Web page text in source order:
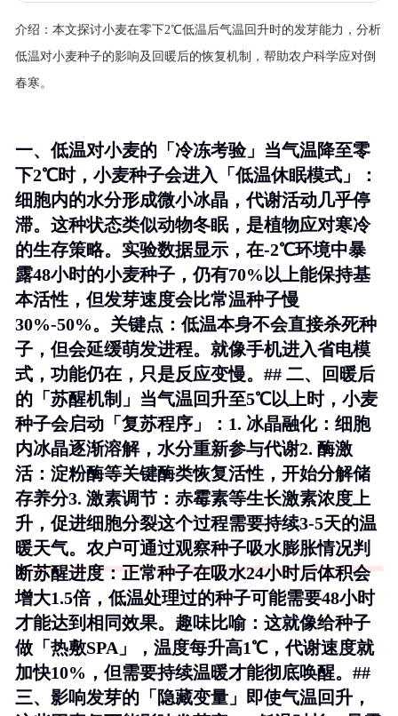
介绍： 本文探讨小麦在零下2℃低温后气温回升时的发芽能力，分析
低温对小麦种子的影响及回暖后的恢复机制，帮助农户科学应对倒
春寒。
一、低温对小麦的「冷冻考验」当气温降至零
下2℃时，小麦种子会进入「低温休眠模式」：
细胞内的水分形成微小冰晶，代谢活动几乎停
滞。这种状态类似动物冬眠，是植物应对寒冷
的生存策略。实验数据显示，在-2℃环境中暴
露48小时的小麦种子，仍有70%以上能保持基
本活性，但发芽速度会比常温种子慢
30%-50%。 关键点 ：低温本身不会直接杀死种
子，但会延缓萌发进程。就像手机进入省电模
式，功能仍在，只是反应变慢。## 二、回暖后
的「苏醒机制」当气温回升至5℃以上时，小麦
种子会启动「复苏程序」：1. 冰晶融化：细胞
内冰晶逐渐溶解，水分重新参与代谢2. 酶激
活：淀粉酶等关键酶类恢复活性，开始分解储
存养分3. 激素调节 ：赤霉素等生长激素浓度上
升，促进细胞分裂这个过程需要持续3-5天的温
暖天气。农户可通过观察种子吸水膨胀情况判
断苏醒进度：正常种子在吸水24小时后体积会
增大1.5倍，低温处理过的种子可能需要48小时
才能达到相同效果。 趣味比喻：这就像给种子
做「热敷SPA」，温度每升高1℃，代谢速度就
加快10%，但需要持续温暖才能彻底唤醒。##
三、影响发芽的「隐藏变量」即使气温回升，